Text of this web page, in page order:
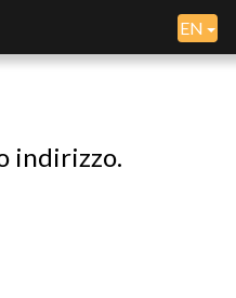
EN
indirizzo.